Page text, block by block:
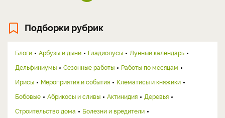
Подборки рубрик
Блоги Арбузы и дыни Гладиолусы
Лунный календарь
Дельфиниумы
Сезонные работы
Работы по месяцам
Ирисы
Мероприятия и события
Клематисы и княжики
Бобовые
Абрикосы и сливы Актинидия
Деревья
Строительство дома
Болезни и вредители